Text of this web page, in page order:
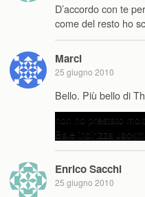
D’accordo con te
come del resto ho
Marci
25 giugno 2010
Bello. Più bello di
non ho prestato
Bale indirizza
Enrico Sacchi
25 giugno 2010